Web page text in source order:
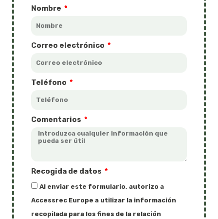
Nombre
Correo electrónico
Teléfono
Comentarios
Recogida de datos
Al enviar este formulario, autorizo a
Accessrec Europe a utilizar la información
recopilada para los fines de la relación